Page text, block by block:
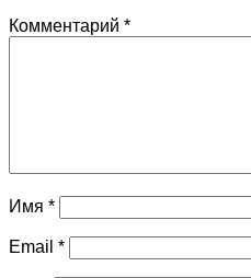
Комментарий *
Имя *
Email *